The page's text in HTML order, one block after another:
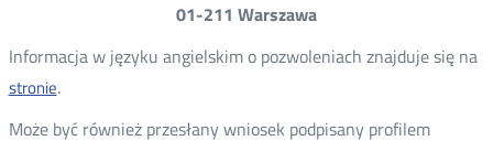
01-211 Warszawa
Informacja w języku angielskim o pozwoleniach znajduje się na
stronie.
Może być również przesłany wniosek podpisany profilem